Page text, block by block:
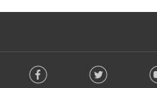
o Facebook Twitter